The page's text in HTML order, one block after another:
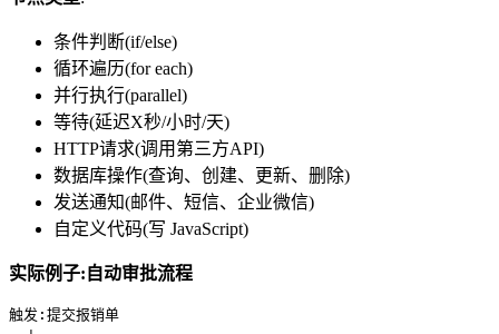
条件判断(if/else)
循环遍历(for each)
并行执行(parallel)
等待(延迟X秒/小时/天)
HTTP请求(调用第三方API)
数据库操作(查询、创建、更新、删除)
发送通知(邮件、短信、企业微信)
自定义代码(写 JavaScript)
实际例子:自动审批流程
触发:提交报销单